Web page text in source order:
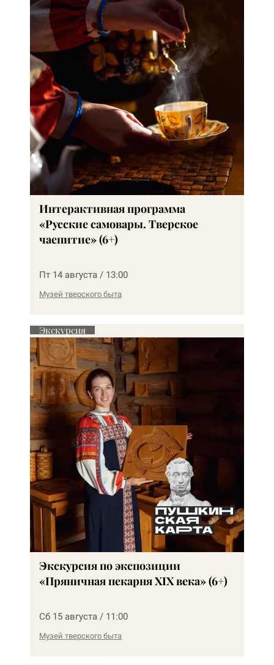
Интерактивная программа
«Русские самовары. Тверское
чаепитие» (6+)
Пт 14 августа / 13:00
Музей тверского быта
Экскурсия
Экскурсия по экспозиции
«Пряничная пекарня XIX века» (6+)
Сб 15 августа / 11:00
Музей тверского быта